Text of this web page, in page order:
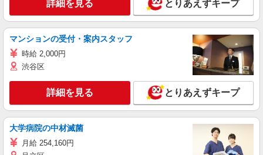
詳細を見る とりあえずキープ
マンションの受付・案内スタッフ
時給 2,000円
渋谷区
詳細を見る とりあえずキープ
大学病院の中材滅菌
月給 254,160円